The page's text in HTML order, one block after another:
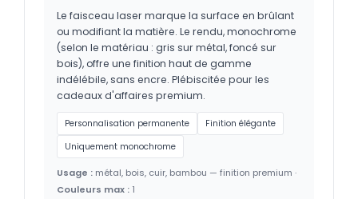
Le faisceau laser marque la surface en brûlant
ou modifiant la matière. Le rendu, monochrome
(selon le matériau : gris sur métal, foncé sur
bois), offre une finition haut de gamme
indélébile, sans encre. Plébiscitée pour les
cadeaux d'affaires premium.
Personnalisation permanente
Finition élégante
Uniquement monochrome
Usage : métal, bois, cuir, bambou — finition premium ·
Couleurs max : 1